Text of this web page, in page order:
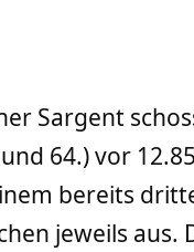
Sargent
64.) vor
bereits
jeweils